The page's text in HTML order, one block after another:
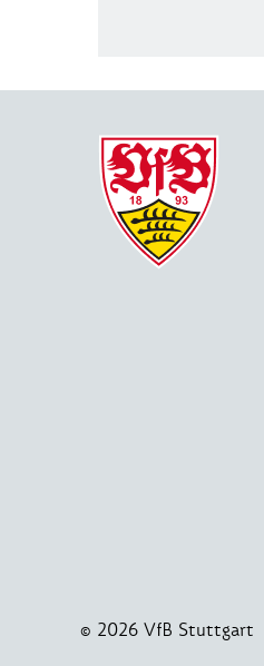
© 2026 VfB Stuttgart